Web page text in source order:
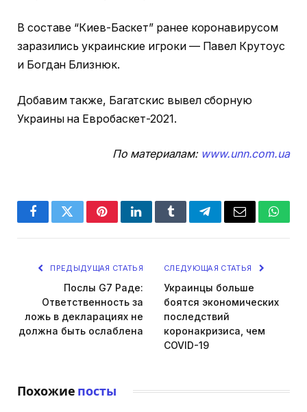
В составе “Киев-Баскет” ранее коронавирусом
заразились украинские игроки — Павел Крутоус
и Богдан Близнюк.
Добавим также, Багатскис вывел сборную
Украины на Евробаскет-2021.
По материалам: www.unn.com.ua
FacebookTwitterPinterestLinkedInTumblrTelegramEmail
ПРЕДЫДУЩАЯ СТАТЬЯ
Послы G7 Раде:
Ответственность за
ложь в декларациях не
должна быть ослаблена
СЛЕДУЮЩАЯ СТАТЬЯ
Украинцы больше
боятся экономических
последствий
коронакризиса, чем
COVID-19
Похожие посты